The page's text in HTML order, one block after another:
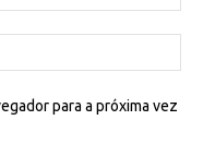
para a próxima vez